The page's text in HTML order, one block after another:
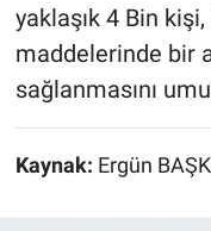
yaklaşık 4 Bin
maddelerinde bir
sağlanmasını
Kaynak: Ergün